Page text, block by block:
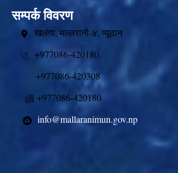
सम्पर्क विवरण
खलंगा, मल्लरानी-४, प्यूठान
+977086-420180,
+977086-420308
+977086-420180
info@mallaranimun.gov.np